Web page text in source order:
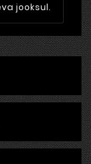
jooksul.